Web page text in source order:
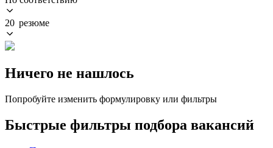
20 резюме
Ничего не нашлось
Попробуйте изменить формулировку или фильтры
Быстрые фильтры подбора вакансий